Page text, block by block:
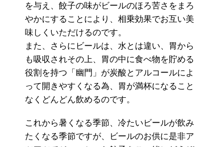
を与え、餃子の味がビールのほろ苦さをまろ
やかにすることにより、相乗効果でお互い美
味しくいただけるのです。
また、さらにビールは、水とは違い、胃から
も吸収されその上、胃の中に食べ物を貯める
役割を持つ「幽門」が炭酸とアルコールによ
って開きやすくなる為、胃が満杯になること
なくどんどん飲めるのです。
これから暑くなる季節、冷たいビールが飲み
たくなる季節ですが、ビールのお供に是非ア